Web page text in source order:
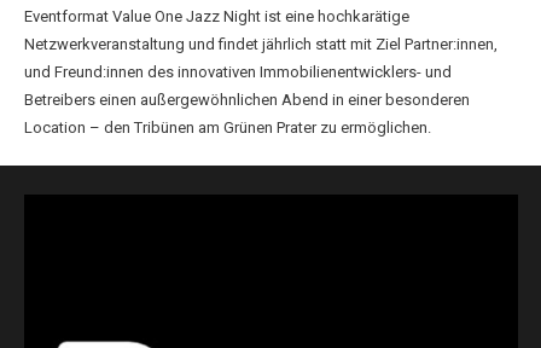
Eventformat Value One Jazz Night ist eine hochkarätige
Netzwerkveranstaltung und findet jährlich statt mit Ziel Partner:innen,
und Freund:innen des innovativen Immobilienentwicklers- und
Betreibers einen außergewöhnlichen Abend in einer besonderen
Location – den Tribünen am Grünen Prater zu ermöglichen.